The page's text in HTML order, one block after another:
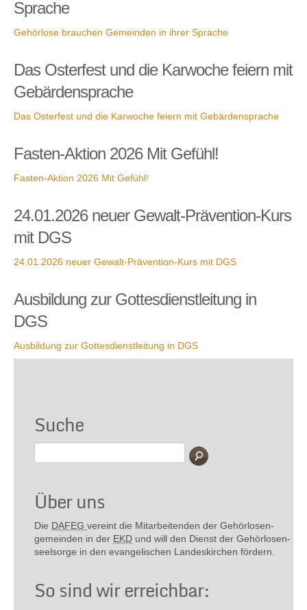
Sprache
Gehörlose brauchen Gemeinden in ihrer Sprache
Das Osterfest und die Karwoche feiern mit
Gebärdensprache
Das Osterfest und die Karwoche feiern mit Gebärdensprache
Fasten-Aktion 2026 Mit Gefühl!
Fasten-Aktion 2026 Mit Gefühl!
24.01.2026 neuer Gewalt-Prävention-Kurs
mit DGS
24.01.2026 neuer Gewalt-Prävention-Kurs mit DGS
Ausbildung zur Gottesdienstleitung in
DGS
Ausbildung zur Gottesdienstleitung in DGS
Suche
Über uns
Die DAFEG vereint die Mitarbeitenden der Gehör­losen­
gemeinden in der EKD und will den Dienst der Gehör­losen­
seel­sorge in den evange­lischen Landes­kirchen fördern.
So sind wir erreichbar: